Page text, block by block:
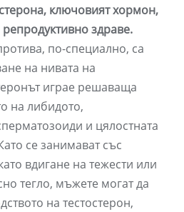
ключовият хормон,
здраве.
по-специално, са
на нивата на
играе решаваща
на либидото,
и цялостната
се занимават със
вдигане на тежести или
тегло, мъжете могат да
на тестостерон,